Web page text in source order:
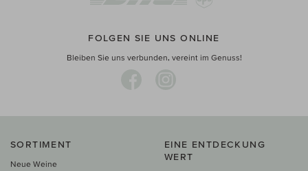
FOLGEN SIE UNS ONLINE
Bleiben Sie uns verbunden, vereint im Genuss!
SORTIMENT
Neue Weine
EINE ENTDECKUNG
WERT